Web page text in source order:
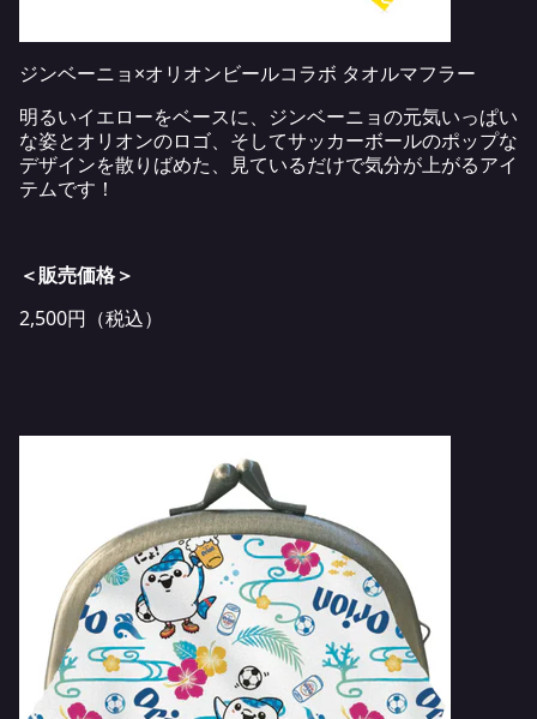
ジンベーニョ×オリオンビールコラボ タオルマフラー
明るいイエローをベースに、ジンベーニョの元気いっぱい
な姿とオリオンのロゴ、そしてサッカーボールのポップな
デザインを散りばめた、見ているだけで気分が上がるアイ
テムです！
＜販売価格＞
2,500円（税込）